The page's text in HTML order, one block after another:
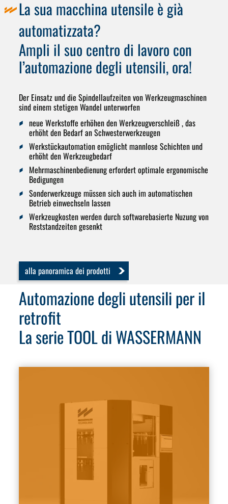
La sua macchina utensile è già
automatizzata?
Ampli il suo centro di lavoro con
l’automazione degli utensili, ora!
Der Einsatz und die Spindellaufzeiten von Werkzeugmaschinen
sind einem stetigen Wandel unterworfen
neue Werkstoffe erhöhen den Werkzeugverschleiß , das
erhöht den Bedarf an Schwesterwerkzeugen
Werkstückautomation emöglicht mannlose Schichten und
erhöht den Werkzeugbedarf
Mehrmaschinenbedienung erfordert optimale ergonomische
Bedigungen
Sonderwerkzeuge müssen sich auch im automatischen
Betrieb einwechseln lassen
Werkzeugkosten werden durch softwarebasierte Nuzung von
Reststandzeiten gesenkt
alla panoramica dei prodotti
Automazione degli utensili per il
retrofit
La serie TOOL di WASSERMANN